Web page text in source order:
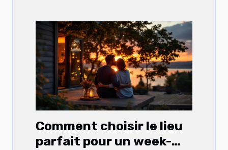
Comment choisir le lieu
parfait pour un week-